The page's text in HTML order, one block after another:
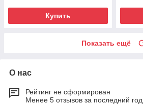
Купить
Показать ещё
О нас
Рейтинг не сформирован
Менее 5 отзывов за последний год